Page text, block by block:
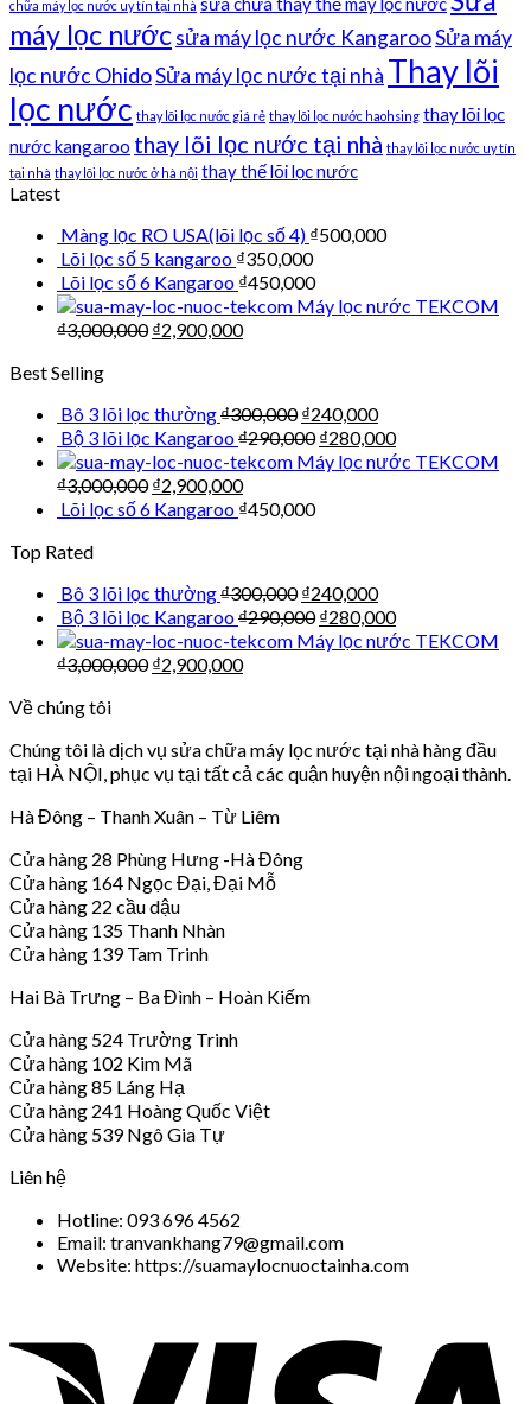
chữa máy lọc nước uy tín tại nhà
máy lọc nướcsửa máy lọc nước KangarooSửa máy
lọc nước OhidoSửa máy lọc nước tại nhà Thay lõi
lọc nước thay lõi lọc nước giá rẻ thay lõi lọc nước haohsing thay lõi lọc
nước kangaroo thay lõi lọc nước tại nhà thay lõi lọc nước uy tín
tại nhà thay lõi lọc nước ở hà nội thay thế lõi lọc nước
Latest
Màng lọc RO USA(lõi lọc số 4) ₫500,000
Lõi lọc số 5 kangaroo ₫350,000
Lõi lọc số 6 Kangaroo ₫450,000
Máy lọc nước TEKCOM
₫3,000,000 ₫2,900,000
Best Selling
Bô 3 lõi lọc thường₫300,000 ₫240,000
Bộ 3 lõi lọc Kangaroo₫290,000 ₫280,000
Máy lọc nước TEKCOM
₫3,000,000 ₫2,900,000
Lõi lọc số 6 Kangaroo ₫450,000
Top Rated
Bô 3 lõi lọc thường₫300,000 ₫240,000
Bộ 3 lõi lọc Kangaroo₫290,000 ₫280,000
Máy lọc nước TEKCOM
₫3,000,000 ₫2,900,000
Về chúng tôi
Chúng tôi là dịch vụ sửa chữa máy lọc nước tại nhà hàng đầu
tại HÀ NỘI, phục vụ tại tất cả các quận huyện nội ngoại thành.
Hà Đông – Thanh Xuân – Từ Liêm
Cửa hàng 28 Phùng Hưng -Hà Đông
Cửa hàng 164 Ngọc Đại, Đại Mỗ
Cửa hàng 22 cầu dậu
Cửa hàng 135 Thanh Nhàn
Cửa hàng 139 Tam Trinh
Hai Bà Trưng – Ba Đình – Hoàn Kiếm
Cửa hàng 524 Trường Trinh
Cửa hàng 102 Kim Mã
Cửa hàng 85 Láng Hạ
Cửa hàng 241 Hoàng Quốc Việt
Cửa hàng 539 Ngô Gia Tự
Liên hệ
Hotline: 093 696 4562
Email: tranvankhang79@gmail.com
Website: https://suamaylocnuoctainha.com